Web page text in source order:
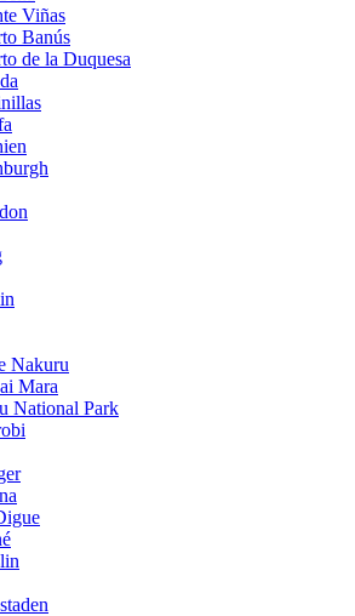
Viñas
Banús
de la Duquesa
Nakuru
Mara
National Park